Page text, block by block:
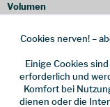
Volumen
8L
Online bestellen
Cookies nerven! –
Einige Cookies
erforderlich und
Komfort bei
dienen oder die